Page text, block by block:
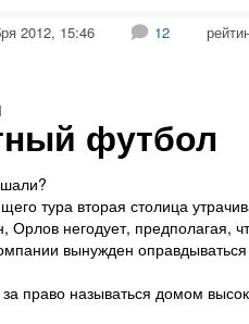
2012, 15:46 12
футбол
тура вторая столица
Орлов негодует, предполагая,
вынужден оправдываться
право называться домом